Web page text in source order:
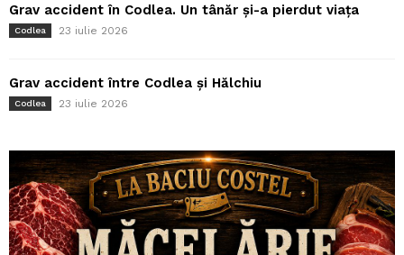
Grav accident în Codlea. Un tânăr și-a pierdut viața
Codlea 23 iulie 2026
Grav accident între Codlea și Hălchiu
Codlea 23 iulie 2026